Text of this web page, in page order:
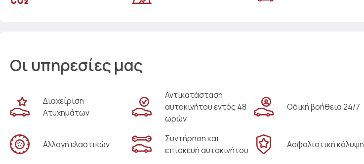
Οι υπηρεσίες μας
Διαχείριση
Ατυχημάτων
Αντικατάσταση
αυτοκινήτου εντός 48
ωρών
Οδική βοήθεια 24/7
Αλλαγή ελαστικών
Συντήρηση και
επισκευή αυτοκινήτου
Ασφαλιστική κάλυψη